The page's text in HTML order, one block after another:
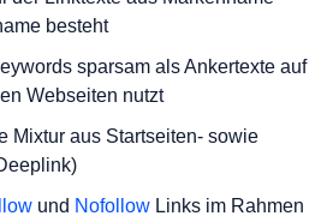
besteht
sparsam als Ankertexte auf
Webseiten nutzt
Mixtur aus Startseiten- sowie
und Nofollow Links im Rahmen